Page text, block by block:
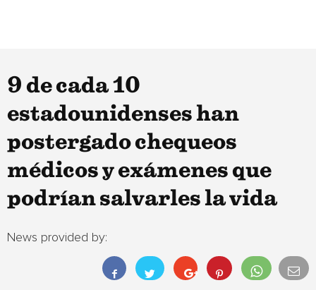
9 de cada 10
estadounidenses han
postergado chequeos
médicos y exámenes que
podrían salvarles la vida
News provided by: